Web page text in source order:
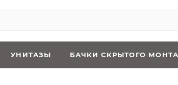
УНИТАЗЫ БАЧКИ СКРЫТОГО